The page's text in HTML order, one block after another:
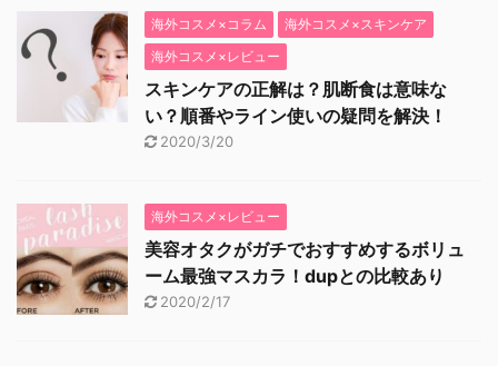
海外コスメ×コラム
海外コスメ×スキンケア
海外コスメ×レビュー
スキンケアの正解は？肌断食は意味な
い？順番やライン使いの疑問を解決！
2020/3/20
海外コスメ×レビュー
美容オタクがガチでおすすめするボリュ
ーム最強マスカラ！dupとの比較あり
2020/2/17